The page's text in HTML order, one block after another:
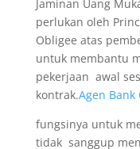
Jaminan Uang
perlukan oleh
Obligee atas
untuk membantu
pekerjaan awal
kontrak.Agen
fungsinya untuk
tidak sanggup